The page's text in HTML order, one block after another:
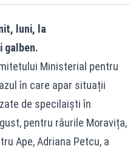
luni, la
galben.
Ministerial pentru
în care apar situații
de specilaiști în
pentru râurile Moravița,
Ape, Adriana Petcu, a